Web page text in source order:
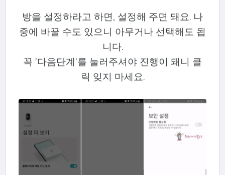
방을 설정하라고 하면, 설정해 주면 돼요. 나
중에 바꿀 수도 있으니 아무거나 선택해도 됩
니다.
꼭 '다음단계'를 눌러주셔야 진행이 돼니 클
릭 잊지 마세요.